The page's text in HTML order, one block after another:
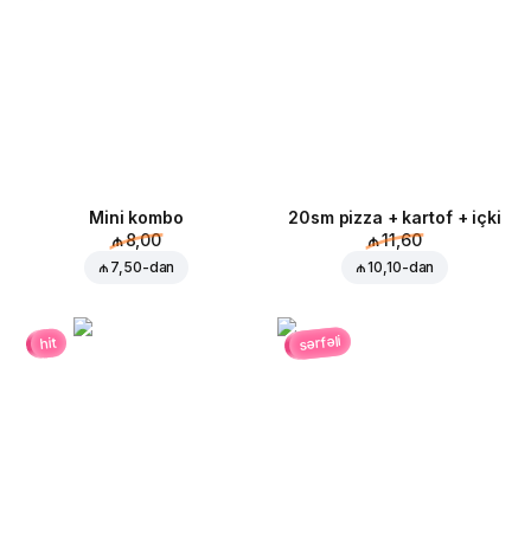
Mini kombo
₼ 8,00
₼ 7,50-dan
20sm pizza + kartof + içki
₼ 11,60
₼ 10,10-dan
hit sərfəli